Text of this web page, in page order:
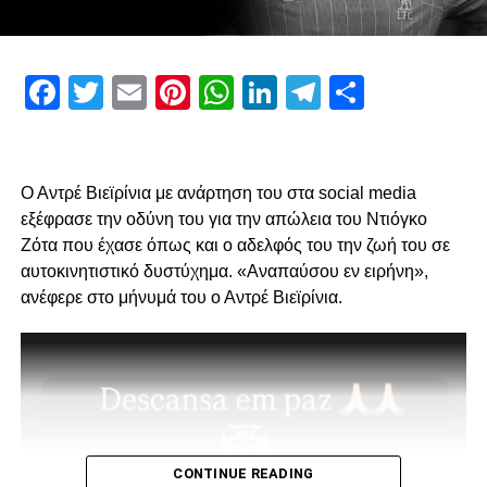
διοικητικά ζητήματα που αφορούν την επόμενη μέρα του
ΠΑΟΚ.
Ο λόγος της επίσκεψης… απλός, “Κύριοι, με την δικιά μας
στήριξη παραμείνατε 15μελες μετά την παραίτηση
Για εμάς δεν έχει αλλάξει κάτι, οι λόγοι της στήριξης μας
από την αρχή μέχρι σήμερα παραμένουν ίδιοι.
Facebook
Twitter
EmailPinterest
WhatsApp
LinkedIn
Telegram
Ο Αντρέ Βιεϊρίνια με ανάρτηση του στα social media
εξέφρασε την οδύνη του για την απώλεια του Ντιόγκο
Ζότα που έχασε όπως και ο αδελφός του την ζωή του σε
αυτοκινητιστικό δυστύχημα. «Αναπαύσου εν ειρήνη»,
ανέφερε στο μήνυμά του ο Αντρέ Βιεϊρίνια.
CONTINUE READING